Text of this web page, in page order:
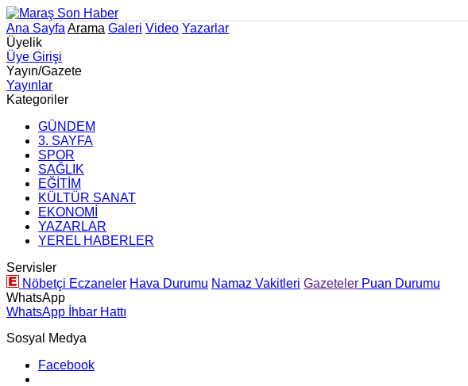
Ana Sayfa Arama Galeri Video Yazarlar
Üyelik
Üye Girişi
Yayın/Gazete
Yayınlar
Kategoriler
GÜNDEM
3. SAYFA
SPOR
SAĞLIK
EĞİTİM
KÜLTÜR SANAT
EKONOMİ
YAZARLAR
YEREL HABERLER
Servisler
Nöbetçi Eczaneler Hava Durumu Namaz Vakitleri Gazeteler Puan Durumu
WhatsApp
WhatsApp İhbar Hattı
Sosyal Medya
Facebook